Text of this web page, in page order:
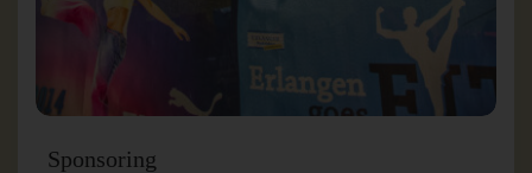
Sponsoring